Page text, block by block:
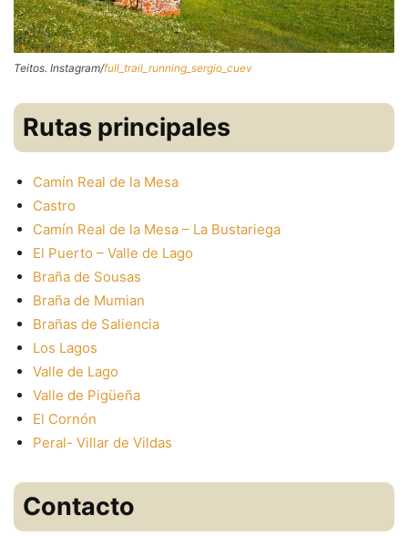
Teitos. Instagram/full_trail_running_sergio_cuev
Rutas principales
Camín Real de la Mesa
Castro
Camín Real de la Mesa – La Bustariega
El Puerto – Valle de Lago
Braña de Sousas
Braña de Mumian
Brañas de Saliencia
Los Lagos
Valle de Lago
Valle de Pigüeña
El Cornón
Peral- Villar de Vildas
Contacto